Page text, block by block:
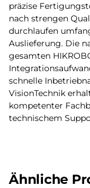
präzise
nach strengen
durchlaufen
Auslieferung. Die
gesamten
schnelle
VisionTechnik
kompetenter
technischem
Ähnliche